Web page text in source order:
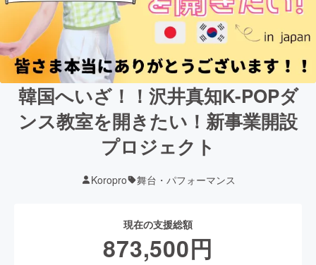
韓国へいざ！！沢井真知K-POPダ
ンス教室を開きたい！新事業開設
プロジェクト
Koropro 舞台・パフォーマンス
現在の支援総額
873,500円